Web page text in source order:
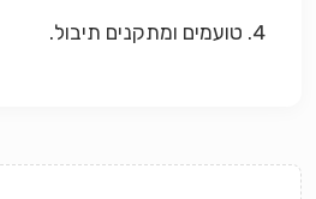
4. טועמים ומתקנים תיבול.